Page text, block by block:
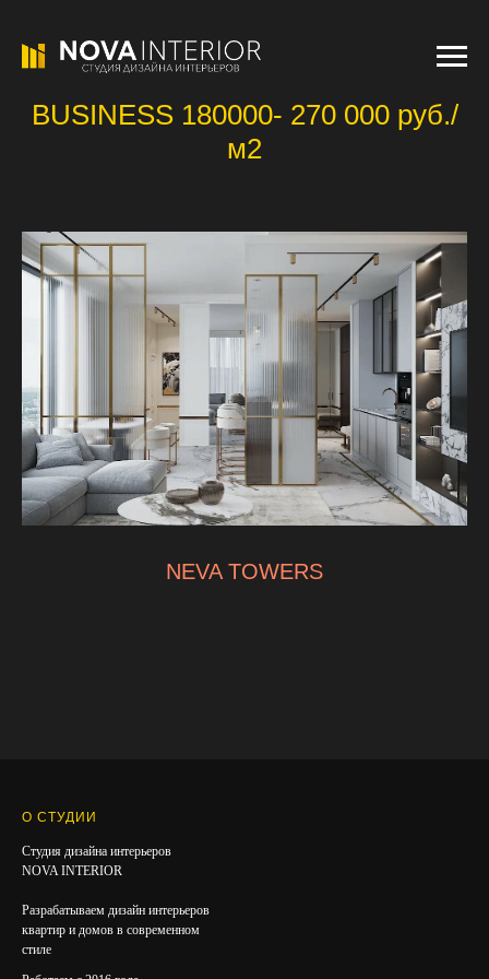
BUSINESS 180000- 270 000 руб./
м2
NEVA TOWERS
О СТУДИИ
Студия дизайна интерьеров
NOVA INTERIOR
Разрабатываем дизайн интерьеров
квартир и домов в современном
стиле